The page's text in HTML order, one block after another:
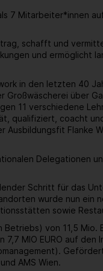
7 Mitarbeiter*innen
schafft und
und ermöglicht
in den letzten 40
über
11 verschiedene
qualifiziert, coacht
Flanke
Delegationen
Schritt für das
wurde nun ein
sowie
von 11,5 Mio.
MIO EURO auf
AMS Wien.